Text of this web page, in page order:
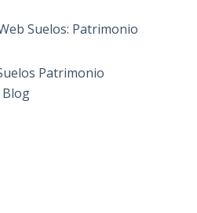
Suelos: Patrimonio
Patrimonio